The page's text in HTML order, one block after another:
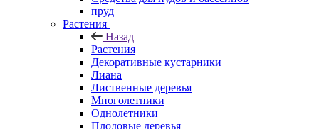
пруд
Растения
Назад
Растения
Декоративные кустарники
Лиана
Лиственные деревья
Многолетники
Однолетники
Плодовые деревья